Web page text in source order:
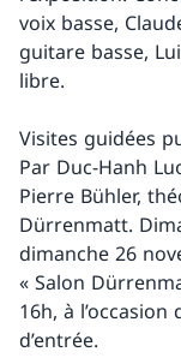
voix basse,
guitare basse,
libre.
Visites guidées
Par Duc-Hanh
Pierre Bühler,
Dürrenmatt.
dimanche 26
« Salon
16h, à
d’entrée.